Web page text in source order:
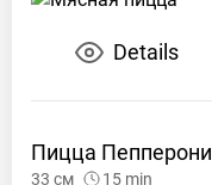
Details
Пицца Пепперони
33 см 15 min